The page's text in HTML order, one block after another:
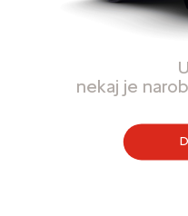
nekaj je